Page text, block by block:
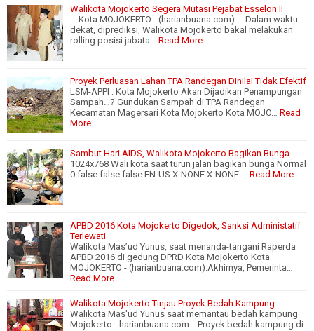
Walikota Mojokerto Segera Mutasi Pejabat Esselon II
Kota MOJOKERTO - (harianbuana.com). Dalam waktu
dekat, diprediksi, Walikota Mojokerto bakal melakukan
rolling posisi jabata…
Read More
Proyek Perluasan Lahan TPA Randegan Dinilai Tidak Efektif
LSM-APPI : Kota Mojokerto Akan Dijadikan Penampungan
Sampah…? Gundukan Sampah di TPA Randegan
Kecamatan Magersari Kota Mojokerto Kota MOJO…
Read
More
Sambut Hari AIDS, Walikota Mojokerto Bagikan Bunga
1024x768 Wali kota saat turun jalan bagikan bunga Normal
0 false false false EN-US X-NONE X-NONE …
Read More
APBD 2016 Kota Mojokerto Digedok, Sanksi Administatif
Terlewati
Walikota Mas’ud Yunus, saat menanda-tangani Raperda
APBD 2016 di gedung DPRD Kota Mojokerto Kota
MOJOKERTO - (harianbuana.com).Akhirnya, Pemerinta…
Read More
Walikota Mojokerto Tinjau Proyek Bedah Kampung
Walikota Mas'ud Yunus saat memantau bedah kampung
Mojokerto - harianbuana.com Proyek bedah kampung di